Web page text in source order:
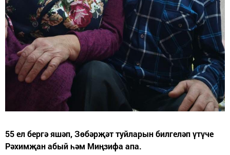
55 ел бергә яшәп, Зөбәрҗәт туйларын билгеләп үтүче
Рәхимҗан абый һәм Миңзифа апа.